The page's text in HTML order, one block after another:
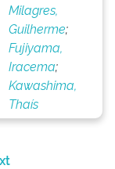
Milagres,
Guilherme;
Fujiyama,
Iracema;
Kawashima,
Thaís